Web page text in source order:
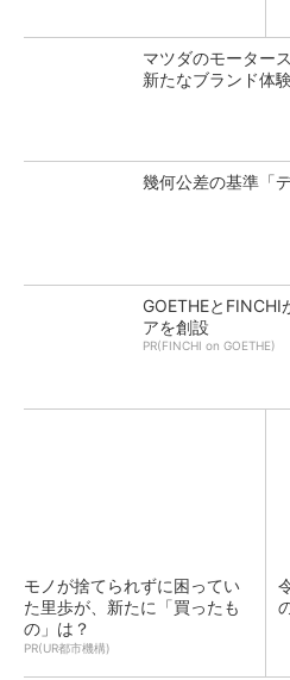
マツダのモーター
新たなブランド体
幾何公差の基準「
GOETHEとFINCHI
アを創設
PR(FINCHI on GOETHE)
モノが捨てられずに困ってい
た里歩が、新たに「買ったも
の」は？
PR(UR都市機構)